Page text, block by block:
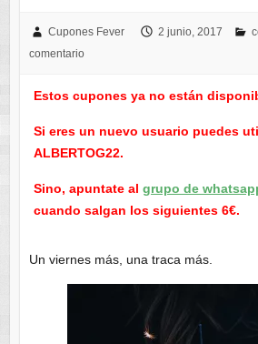
Cupones Fever 2 junio, 2017
comentario
Estos cupones ya no están
Si eres un nuevo usuario puedes
ALBERTOG22.
Sino, apuntate al grupo de
cuando salgan los siguientes 6€.
Un viernes más, una traca más.